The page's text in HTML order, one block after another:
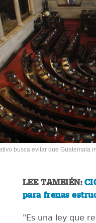
busca evitar que Guatemala
LEE TAMBIÉN:
para frenas
"Es una ley que